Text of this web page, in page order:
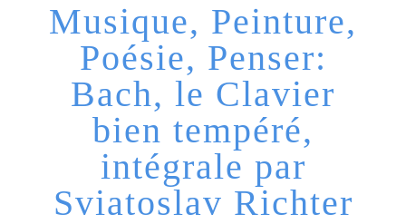
Musique, Peinture,
Poésie, Penser:
Bach, le Clavier
bien tempéré,
intégrale par
Sviatoslav Richter